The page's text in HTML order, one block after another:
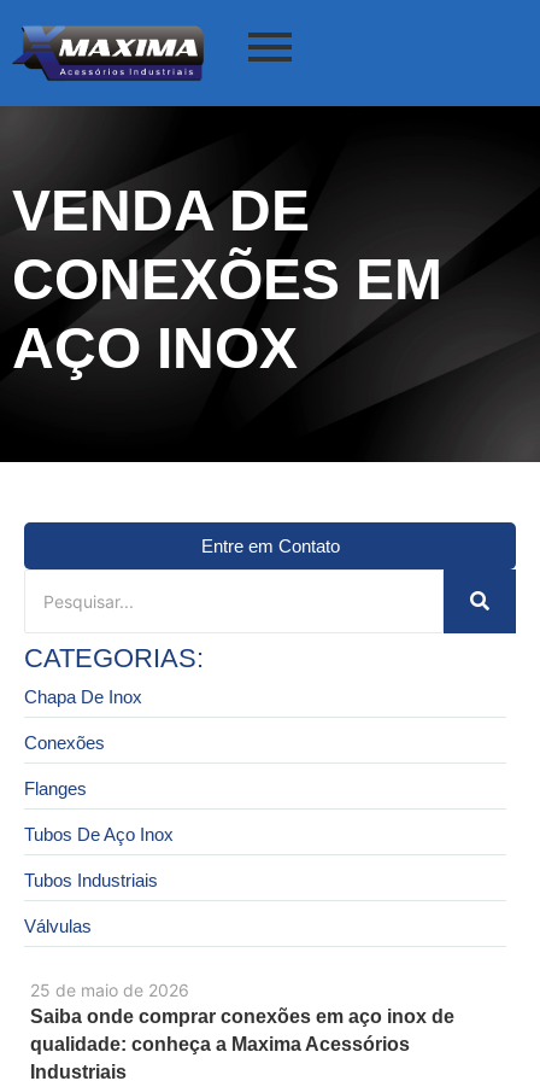
VENDA DE
CONEXÕES EM
AÇO INOX
25 de maio de 2026
Saiba onde comprar conexões em aço inox de
qualidade: conheça a Maxima Acessórios
Industriais
Entre em Contato
CATEGORIAS:
Chapa De Inox
Conexões
Flanges
Tubos De Aço Inox
Tubos Industriais
Válvulas